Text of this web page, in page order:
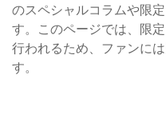
のスペシャルコラムや限
す。このページでは、限
行われるため、ファンに
す。